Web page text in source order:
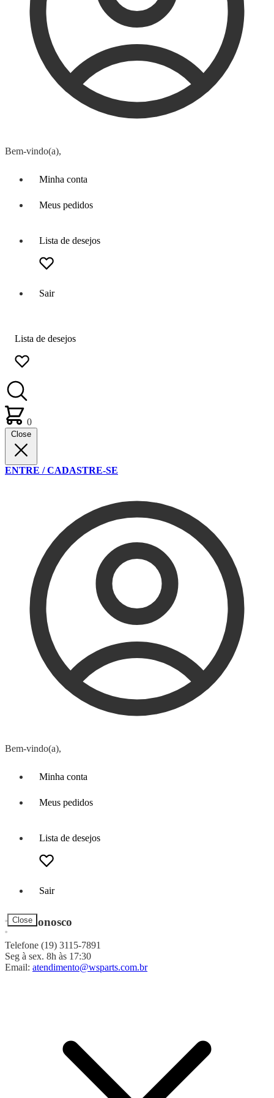
Bem-vindo(a),
Minha conta
Meus pedidos
Lista de desejos
Sair
Lista de desejos
0
Close
ENTRE / CADASTRE-SE
Bem-vindo(a),
Minha conta
Meus pedidos
Lista de desejos
Sair
Close
Fale Conosco
Telefone (19) 3115-7891
Seg à sex. 8h às 17:30
Email: atendimento@wsparts.com.br